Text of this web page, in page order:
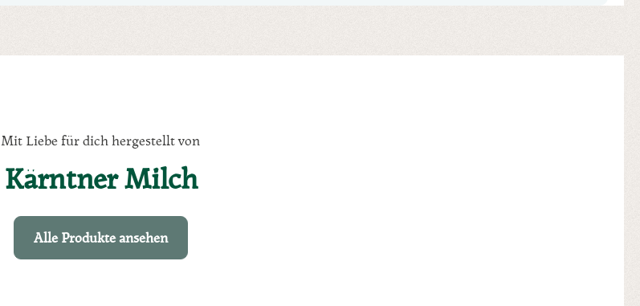
Mit Liebe für dich hergestellt von
Kärntner Milch
Alle Produkte ansehen